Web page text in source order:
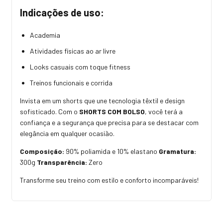
Indicações de uso:
Academia
Atividades físicas ao ar livre
Looks casuais com toque fitness
Treinos funcionais e corrida
Invista em um shorts que une tecnologia têxtil e design
sofisticado. Com o SHORTS COM BOLSO, você terá a
confiança e a segurança que precisa para se destacar com
elegância em qualquer ocasião.
Composição: 90% poliamida e 10% elastano Gramatura:
300g Transparência: Zero
Transforme seu treino com estilo e conforto incomparáveis!